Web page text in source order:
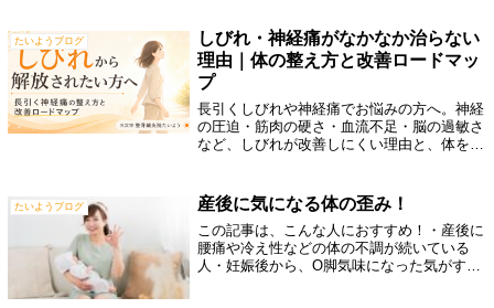
たいようブログ
しびれ・神経痛がなかなか治らない
理由｜体の整え方と改善ロードマッ
プ
長引くしびれや神経痛でお悩みの方へ。神経
の圧迫・筋肉の硬さ・血流不足・脳の過敏さ
など、しびれが改善しにくい理由と、体を治
たいようブログ 産後に気になる体の歪み！
この記事は、こんな人におすすめ！・産後に
腰痛や冷え性などの体の不調が続いている
人・妊娠後から、O脚気味になった気がする